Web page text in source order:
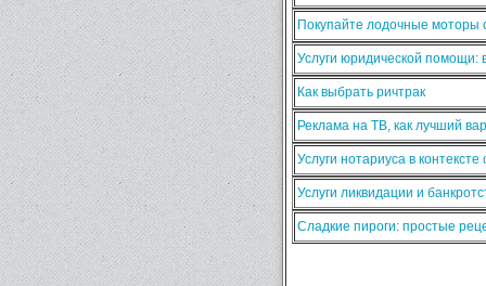
Покупайте лодочные моторы
Услуги юридической
Как выбрать ричтрак
Реклама на ТВ, как лучший
Услуги нотариуса в
Услуги ликвидации и
Сладкие пироги: простые